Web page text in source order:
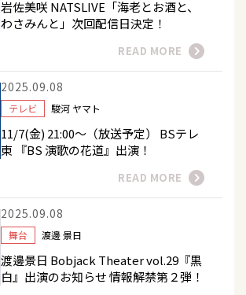
岩佐美咲 NATSLIVE「海老とお酒と、
わさみんと」次回配信日決定！
READ MORE
2025.09.08
テレビ 駿河 ヤマト
11/7(金) 21:00～（放送予定） BSテレ
東 『BS 演歌の花道』出演！
READ MORE
2025.09.08
舞台 渡邊 景日
渡邊景日 Bobjack Theater vol.29『黒
白』出演のお知らせ 情報解禁第２弾！